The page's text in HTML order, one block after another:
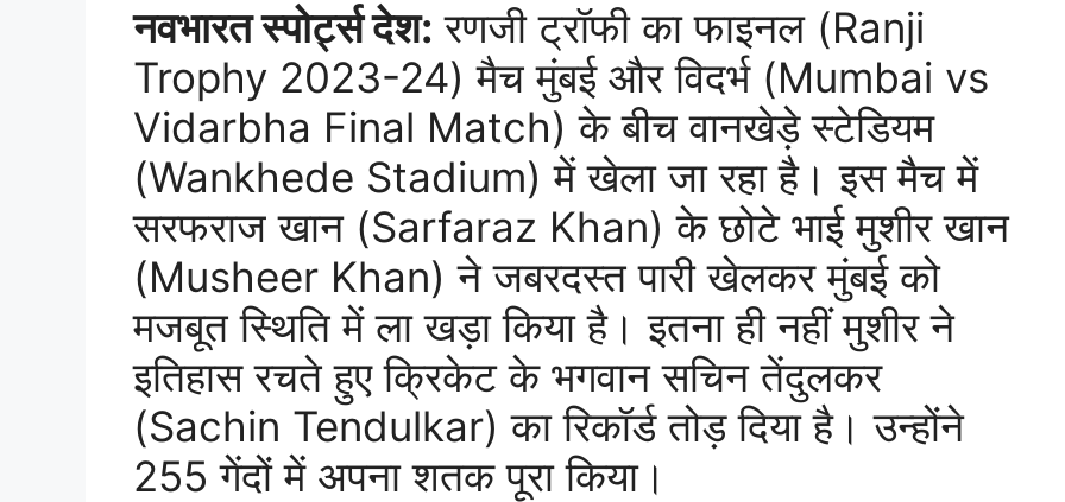
नवभारत स्पोर्ट्स देश: रणजी ट्रॉफी का फाइनल (Ranji
Trophy 2023-24) मैच मुंबई और विदर्भ (Mumbai vs
Vidarbha Final Match) के बीच वानखेड़े स्टेडियम
(Wankhede Stadium) में खेला जा रहा है। इस मैच में
सरफराज खान (Sarfaraz Khan) के छोटे भाई मुशीर खान
(Musheer Khan) ने जबरदस्त पारी खेलकर मुंबई को
मजबूत स्थिति में ला खड़ा किया है। इतना ही नहीं मुशीर ने
इतिहास रचते हुए क्रिकेट के भगवान सचिन तेंदुलकर
(Sachin Tendulkar) का रिकॉर्ड तोड़ दिया है। उन्होंने
255 गेंदों में अपना शतक पूरा किया।